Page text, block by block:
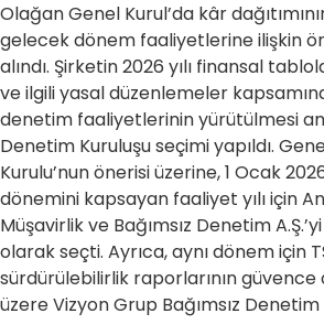
Olağan Genel Kurul’da kâr
gelecek dönem faaliyetlerine ilişkin
alındı. Şirketin 2026 yılı finansal
ve ilgili yasal düzenlemeler
denetim faaliyetlerinin yürütülmesi
Denetim Kuruluşu seçimi yapıldı.
Kurulu’nun önerisi üzerine, 1 Ocak
dönemini kapsayan faaliyet yılı için
Müşavirlik ve Bağımsız Denetim
olarak seçti. Ayrıca, aynı dönem için
sürdürülebilirlik raporlarının
üzere Vizyon Grup Bağımsız Denetim